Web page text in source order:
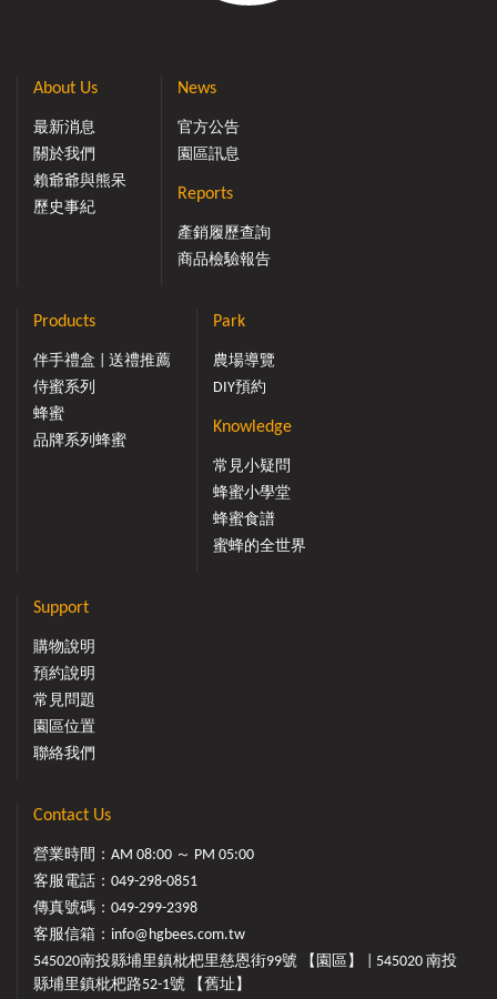
About Us
最新消息
關於我們
賴爺爺與熊呆
歷史事紀
News
官方公告
園區訊息
Reports
產銷履歷查詢
商品檢驗報告
Products
伴手禮盒 | 送禮推薦
侍蜜系列
蜂蜜
品牌系列蜂蜜
Park
農場導覽
DIY預約
Knowledge
常見小疑問
蜂蜜小學堂
蜂蜜食譜
蜜蜂的全世界
Support
購物說明
預約說明
常見問題
園區位置
聯絡我們
Contact Us
營業時間：AM 08:00 ～ PM 05:00
客服電話： 049-298-0851
傳真號碼：049-299-2398
客服信箱： info@hgbees.com.tw
545020南投縣埔里鎮枇杷里慈恩街99號 【園區】 | 545020 南投
縣埔里鎮枇杷路52-1號 【舊址】